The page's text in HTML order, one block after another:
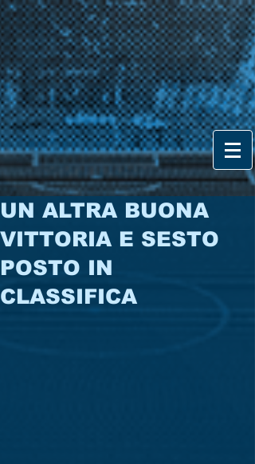
UN ALTRA BUONA
VITTORIA E SESTO
POSTO IN
CLASSIFICA